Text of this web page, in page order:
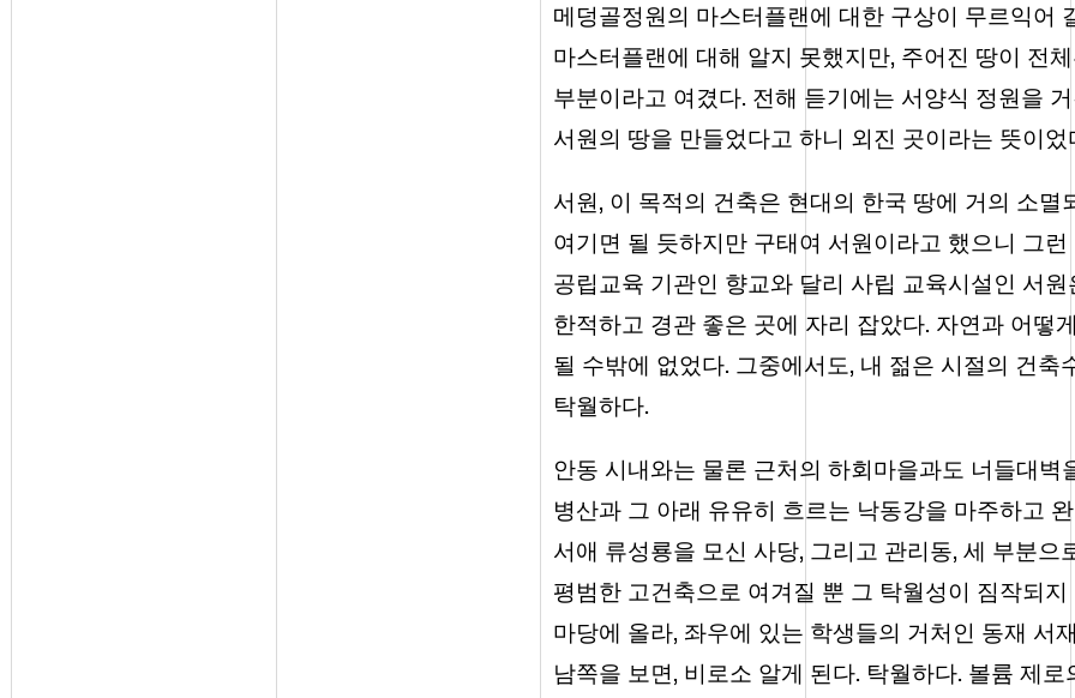
메덩골정원의 마스터플랜에 대한 구상이 무르익어
마스터플랜에 대해 알지 못했지만, 주어진 땅이 전
부분이라고 여겼다. 전해 듣기에는 서양식 정원을
서원의 땅을 만들었다고 하니 외진 곳이라는 뜻이었
서원, 이 목적의 건축은 현대의 한국 땅에 거의 소
여기면 될 듯하지만 구태여 서원이라고 했으니 그
공립교육 기관인 향교와 달리 사립 교육시설인 서
한적하고 경관 좋은 곳에 자리 잡았다. 자연과 어떻
될 수밖에 없었다. 그중에서도, 내 젊은 시절의 건
탁월하다.
안동 시내와는 물론 근처의 하회마을과도 너들대
병산과 그 아래 유유히 흐르는 낙동강을 마주하고
서애 류성룡을 모신 사당, 그리고 관리동, 세 부분
평범한 고건축으로 여겨질 뿐 그 탁월성이 짐작되
마당에 올라, 좌우에 있는 학생들의 거처인 동재 서
남쪽을 보면, 비로소 알게 된다. 탁월하다. 볼륨 제